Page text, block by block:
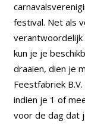
festival. Net als
verantwoordelijk
kun je je
draaien, dien je
Feestfabriek
indien je 1 of
voor de dag dat